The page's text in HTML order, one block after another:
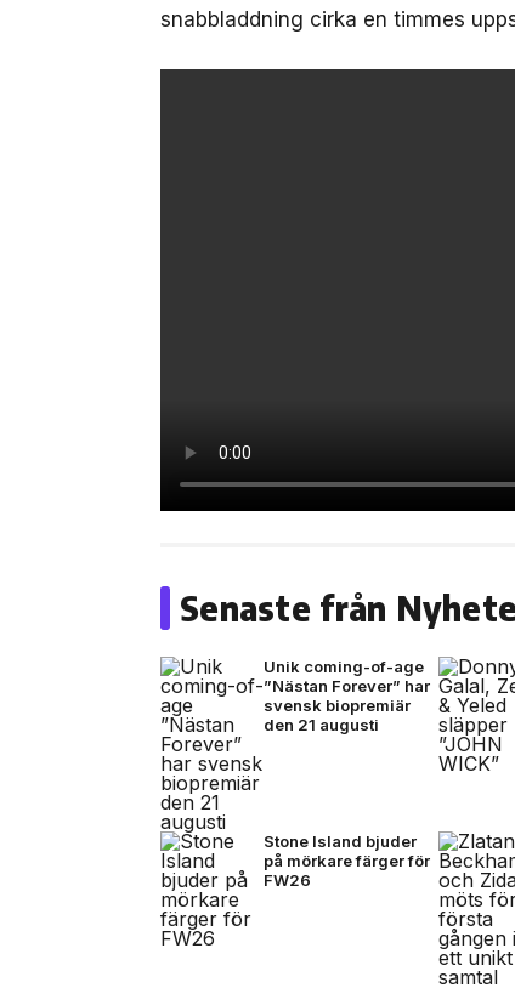
snabbladdning cirka en timmes
Senaste från
Unik coming-of-age
”Nästan Forever” har
svensk biopremiär
den 21 augusti
Stone Island bjuder
på mörkare färger för
FW26